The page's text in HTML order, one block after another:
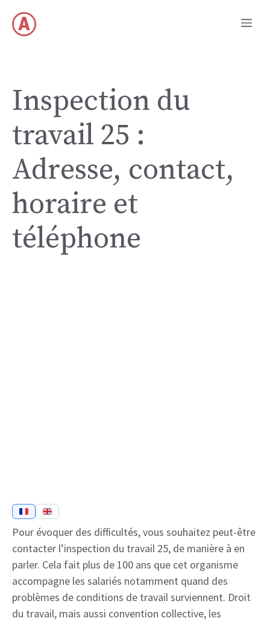
contenu
Inspection du
travail 25 :
Adresse, contact,
horaire et
téléphone
Pour évoquer des difficultés, vous souhaitez peut-être
contacter l’inspection du travail 25, de manière à en
parler. Cela fait plus de 100 ans que cet organisme
accompagne les salariés notamment quand des
problèmes de conditions de travail surviennent. Droit
du travail, mais aussi convention collective, les